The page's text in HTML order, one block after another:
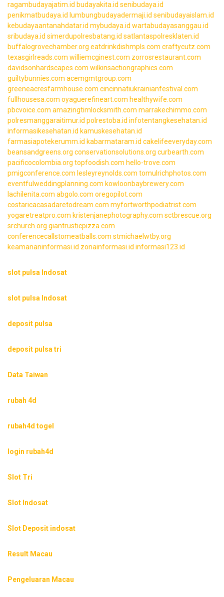
ragambudayajatim.id budayakita.id senibudaya.id
penikmatbudaya.id lumbungbudayadermaji.id senibudayaislam.id
kebudayaantanahdatar.id mybudaya.id wartabudayasanggau.id
sribudaya.id simerdupolresbatang.id satlantaspolresklaten.id
buffalogrovechamber.org eatdrinkdishmpls.com craftycutz.com
texasgirlreads.com williemcginest.com zorrosrestaurant.com
davidsonhardscapes.com wilkinsactiongraphics.com
guiltybunnies.com acemgmtgroup.com
greeneacresfarmhouse.com cincinnatiukrainianfestival.com
fullhousesa.com oyaguerefineart.com healthywife.com
pbcvoice.com amazingtimlocksmith.com marrakechimmo.com
polresmanggaraitimur.id polrestoba.id infotentangkesehatan.id
informasikesehatan.id kamuskesehatan.id
farmasiapotekerumm.id kabarmataram.id cakelifeeveryday.com
beansandgreens.org conservationsolutions.org curbearth.com
pacificocolombia.org topfoodish.com hello-trove.com
pmigconference.com lesleyreynolds.com tomulrichphotos.com
eventfulweddingplanning.com kowloonbaybrewery.com
lachilenita.com abgolo.com oregopilot.com
costaricacasadaretodream.com myfortworthpodiatrist.com
yogaretreatpro.com kristenjanephotography.com sctbrescue.org
srchurch.org giantrusticpizza.com
conferencecallstomeatballs.com stmichaelwtby.org
keamananinformasi.id zonainformasi.id informasi123.id
slot pulsa Indosat
slot pulsa Indosat
deposit pulsa
deposit pulsa tri
Data Taiwan
rubah 4d
rubah4d togel
login rubah4d
Slot Tri
Slot Indosat
Slot Deposit indosat
Result Macau
Pengeluaran Macau